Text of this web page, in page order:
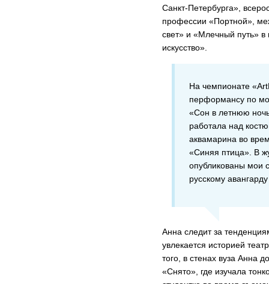
Санкт-Петербурга»,
профессии «Портной»,
свет» и «Млечный путь»
искусство».
На чемпионате
перформансу по
«Сон в летнюю
работала над
аквамарина во
«Синяя птица». В
опубликованы мои
русскому
Анна следит за
увлекается историей
того, в стенах вуза Анна
«Снято», где изучала